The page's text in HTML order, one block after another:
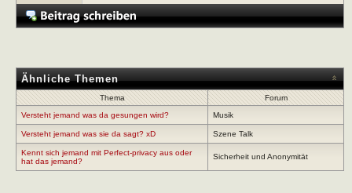
Ähnliche Themen
Thema
Forum
Versteht jemand was da gesungen wird?
Musik
Versteht jemand was sie da sagt? xD Szene Talk
Kennt sich jemand mit Perfect-privacy aus oder
hat das jemand?
Sicherheit und Anonymität